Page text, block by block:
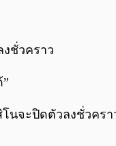
งชั่วคราว
นจะปิดตัวลงชั่วคร